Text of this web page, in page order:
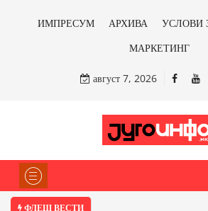
ИМПРЕСУМ АРХИВА
УСЛОВИ
МАРКЕТИНГ
август 7, 2026
ФЛЕШ ВЕСТИ